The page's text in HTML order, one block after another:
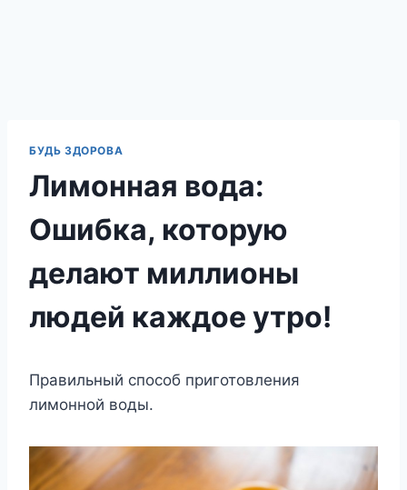
БУДЬ ЗДОРОВА
Лимонная вода:
Ошибка, которую
делают миллионы
людей каждое утро!
Правильный способ приготовления
лимонной воды.